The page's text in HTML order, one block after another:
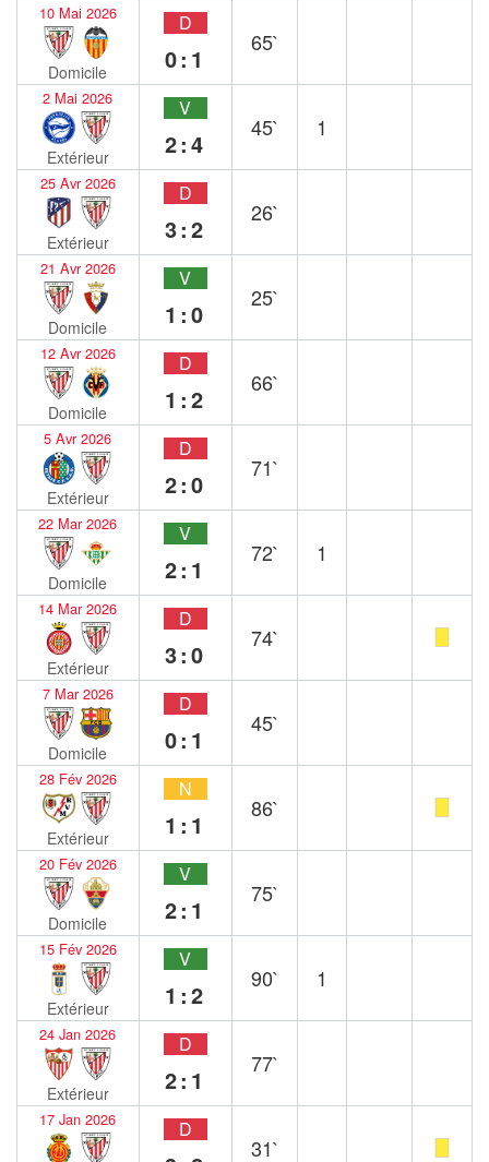
10 Mai 2026
Domicile
D
0:1
65`
2 Mai 2026
Extérieur
V
2:4
45` 1
25 Avr 2026
Extérieur
D
3:2
26`
21 Avr 2026
Domicile
V
1:0
25`
12 Avr 2026
Domicile
D
1:2
66`
5 Avr 2026
Extérieur
D
2:0
71`
22 Mar 2026
Domicile
V
2:1
72` 1
14 Mar 2026
Extérieur
D
3:0
74`
7 Mar 2026
Domicile
D
0:1
45`
28 Fév 2026
Extérieur
N
1:1
86`
20 Fév 2026
Domicile
V
2:1
75`
15 Fév 2026
Extérieur
V
1:2
90` 1
24 Jan 2026
Extérieur
D
2:1
77`
17 Jan 2026 D
31`